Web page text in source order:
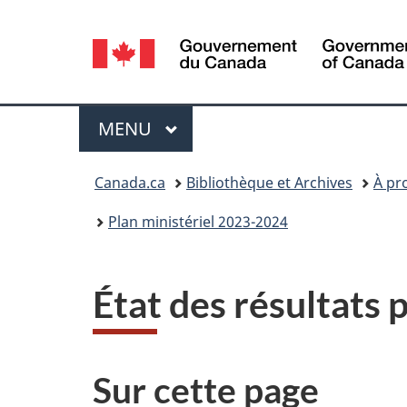
Sélection
de
la
langue
Menu
MENU PRINCIPAL
Canada.ca Bibliothèque et Archives À
Plan ministériel 2023-2024
État des résultats
Sur cette page